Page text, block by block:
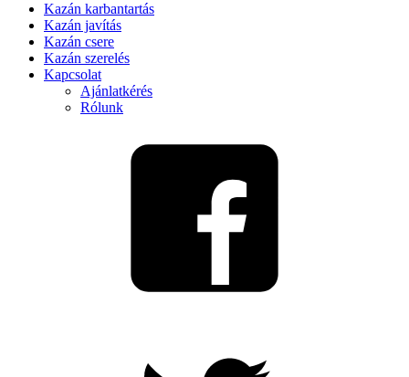
Kazán karbantartás
Kazán javítás
Kazán csere
Kazán szerelés
Kapcsolat
Ajánlatkérés
Rólunk